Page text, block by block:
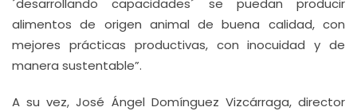
´desarrollando capacidades´ se puedan producir
alimentos de origen animal de buena calidad, con
mejores prácticas productivas, con inocuidad y de
manera sustentable”.
A su vez, José Ángel Domínguez Vizcárraga, director